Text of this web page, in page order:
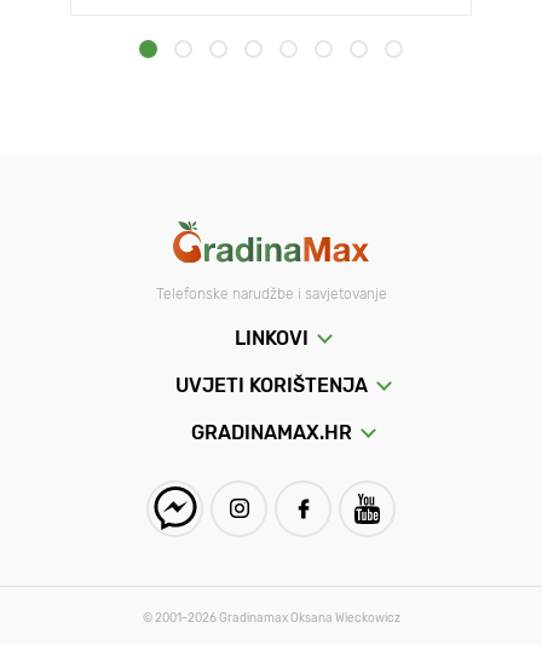
Telefonske narudžbe i savjetovanje
LINKOVI
UVJETI KORIŠTENJA
GRADINAMAX.HR
© 2001-2026 Gradinamax Oksana Wieckowicz